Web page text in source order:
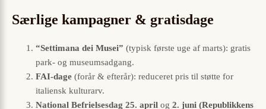
Særlige kampagner & gratisdage
“Settimana dei Musei” (typisk første uge af marts): gratis
park- og museumsadgang.
FAI-dage (forår & efterår): reduceret pris til støtte for
italiensk kulturarv.
National Befrielsesdag 25. april og 2. juni (Republikkens